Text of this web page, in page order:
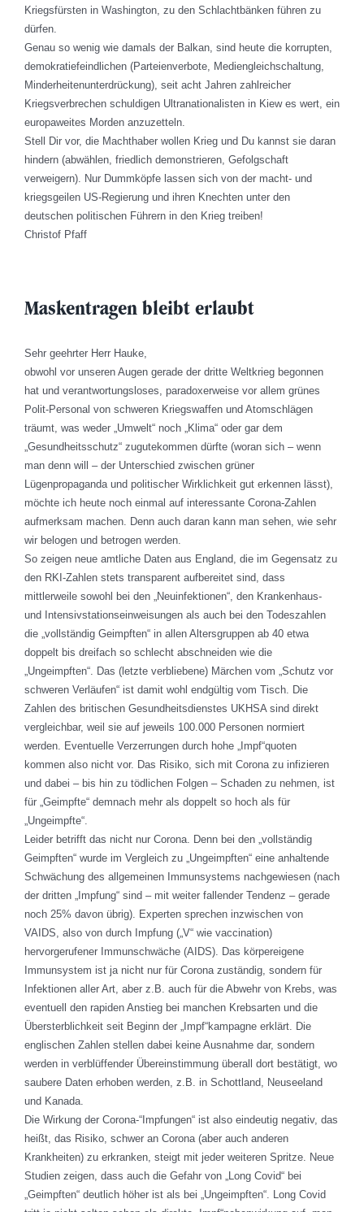
Kriegsfürsten in Washington, zu den Schlachtbänken führen zu
dürfen.
Genau so wenig wie damals der Balkan, sind heute die korrupten,
demokratiefeindlichen (Parteienverbote, Mediengleichschaltung,
Minderheitenunterdrückung), seit acht Jahren zahlreicher
Kriegsverbrechen schuldigen Ultranationalisten in Kiew es wert, ein
europaweites Morden anzuzetteln.
Stell Dir vor, die Machthaber wollen Krieg und Du kannst sie daran
hindern (abwählen, friedlich demonstrieren, Gefolgschaft
verweigern). Nur Dummköpfe lassen sich von der macht- und
kriegsgeilen US-Regierung und ihren Knechten unter den
deutschen politischen Führern in den Krieg treiben!
Christof Pfaff
Maskentragen bleibt erlaubt
Sehr geehrter Herr Hauke,
obwohl vor unseren Augen gerade der dritte Weltkrieg begonnen
hat und verantwortungsloses, paradoxerweise vor allem grünes
Polit-Personal von schweren Kriegswaffen und Atomschlägen
träumt, was weder „Umwelt“ noch „Klima“ oder gar dem
„Gesundheitsschutz“ zugutekommen dürfte (woran sich – wenn
man denn will – der Unterschied zwischen grüner
Lügenpropaganda und politischer Wirklichkeit gut erkennen lässt),
möchte ich heute noch einmal auf interessante Corona-Zahlen
aufmerksam machen. Denn auch daran kann man sehen, wie sehr
wir belogen und betrogen werden.
So zeigen neue amtliche Daten aus England, die im Gegensatz zu
den RKI-Zahlen stets transparent aufbereitet sind, dass
mittlerweile sowohl bei den „Neuinfektionen“, den Krankenhaus-
und Intensivstationseinweisungen als auch bei den Todeszahlen
die „vollständig Geimpften“ in allen Altersgruppen ab 40 etwa
doppelt bis dreifach so schlecht abschneiden wie die
„Ungeimpften“. Das (letzte verbliebene) Märchen vom „Schutz vor
schweren Verläufen“ ist damit wohl endgültig vom Tisch. Die
Zahlen des britischen Gesundheitsdienstes UKHSA sind direkt
vergleichbar, weil sie auf jeweils 100.000 Personen normiert
werden. Eventuelle Verzerrungen durch hohe „Impf“quoten
kommen also nicht vor. Das Risiko, sich mit Corona zu infizieren
und dabei – bis hin zu tödlichen Folgen – Schaden zu nehmen, ist
für „Geimpfte“ demnach mehr als doppelt so hoch als für
„Ungeimpfte“.
Leider betrifft das nicht nur Corona. Denn bei den „vollständig
Geimpften“ wurde im Vergleich zu „Ungeimpften“ eine anhaltende
Schwächung des allgemeinen Immunsystems nachgewiesen (nach
der dritten „Impfung“ sind – mit weiter fallender Tendenz – gerade
noch 25% davon übrig). Experten sprechen inzwischen von
VAIDS, also von durch Impfung („V“ wie vaccination)
hervorgerufener Immunschwäche (AIDS). Das körpereigene
Immunsystem ist ja nicht nur für Corona zuständig, sondern für
Infektionen aller Art, aber z.B. auch für die Abwehr von Krebs, was
eventuell den rapiden Anstieg bei manchen Krebsarten und die
Übersterblichkeit seit Beginn der „Impf“kampagne erklärt. Die
englischen Zahlen stellen dabei keine Ausnahme dar, sondern
werden in verblüffender Übereinstimmung überall dort bestätigt, wo
saubere Daten erhoben werden, z.B. in Schottland, Neuseeland
und Kanada.
Die Wirkung der Corona-“Impfungen“ ist also eindeutig negativ, das
heißt, das Risiko, schwer an Corona (aber auch anderen
Krankheiten) zu erkranken, steigt mit jeder weiteren Spritze. Neue
Studien zeigen, dass auch die Gefahr von „Long Covid“ bei
„Geimpften“ deutlich höher ist als bei „Ungeimpften“. Long Covid